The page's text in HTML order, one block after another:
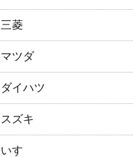
三菱
マツダ
ダイハツ
スズキ
いすゞ